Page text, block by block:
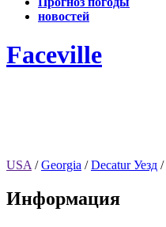
новостей
Faceville
USA /Georgia /Decatur Уезд /
Информация